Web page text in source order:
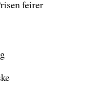
feirer